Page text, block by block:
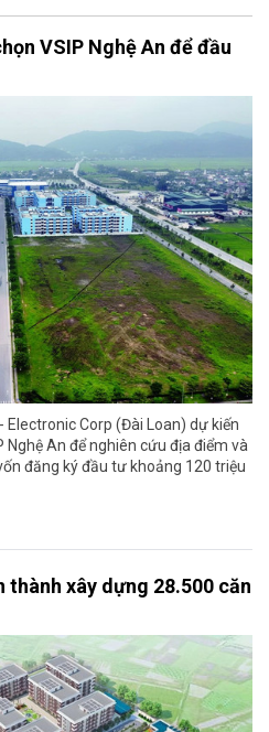
VSIP Nghệ An để đầu
Electronic Corp (Đài Loan) dự kiến
Nghệ An để nghiên cứu địa điểm và
đăng ký đầu tư khoảng 120 triệu
thành xây dựng 28.500 căn